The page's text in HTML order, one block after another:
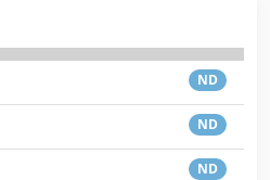
ND
ND
ND